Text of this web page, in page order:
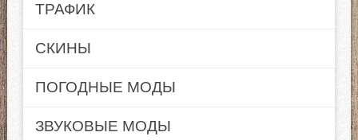
ТРАФИК
СКИНЫ
ПОГОДНЫЕ МОДЫ
ЗВУКОВЫЕ МОДЫ